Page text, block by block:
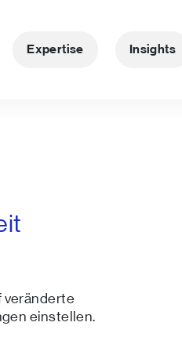
Expertise Insights
veränderte
einstellen.